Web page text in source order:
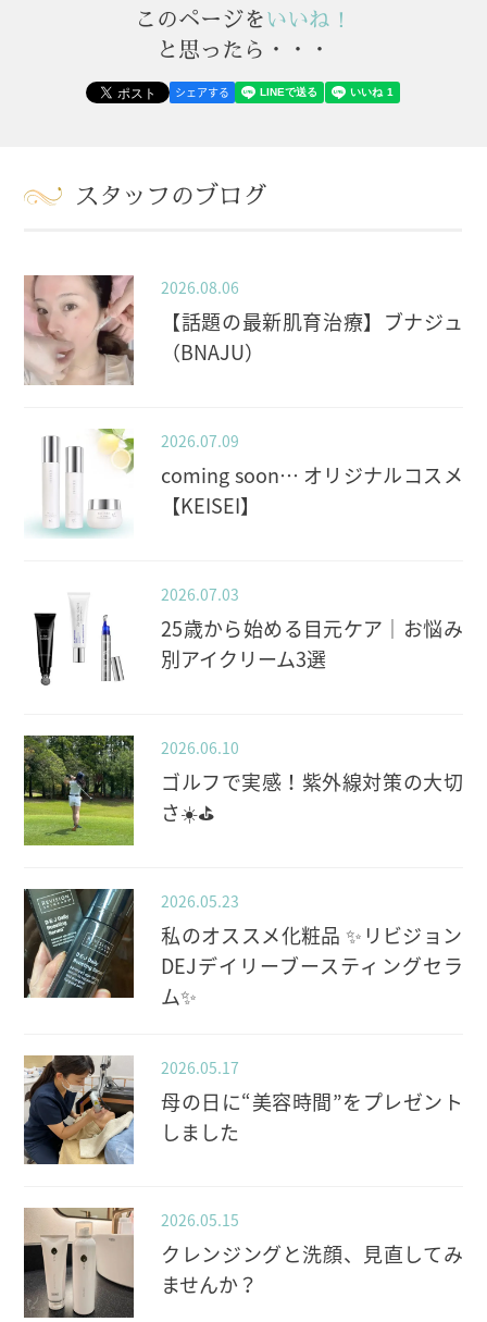
このページをいいね！
と思ったら・・・
シェアする
スタッフのブログ
2026.08.06
【話題の最新肌育治療】ブナジュ
（BNAJU）
2026.07.09
coming soon… オリジナルコスメ
【KEISEI】
2026.07.03
25歳から始める目元ケア｜お悩み
別アイクリーム3選
2026.06.10
ゴルフで実感！紫外線対策の大切
さ☀️⛳️
2026.05.23
私のオススメ化粧品 ✨️リビジョン
DEJデイリーブースティングセラ
ム✨️
2026.05.17
母の日に“美容時間”をプレゼント
しました
2026.05.15
クレンジングと洗顔、見直してみ
ませんか？